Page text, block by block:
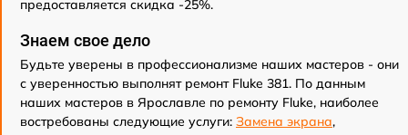
предоставляется скидка -25%.
Знаем свое дело
Будьте уверены в профессионализме наших мастеров - они
с уверенностью выполнят ремонт Fluke 381. По данным
наших мастеров в Ярославле по ремонту Fluke, наиболее
востребованы следующие услуги: Замена экрана,